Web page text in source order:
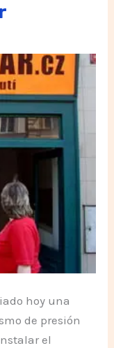
hoy una
de presión
el